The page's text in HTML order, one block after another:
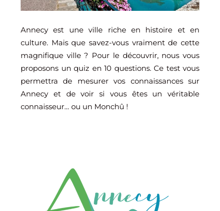
Annecy est une ville riche en histoire et en
culture. Mais que savez-vous vraiment de cette
magnifique ville ? Pour le découvrir, nous vous
proposons un quiz en 10 questions. Ce test vous
permettra de mesurer vos connaissances sur
Annecy et de voir si vous êtes un véritable
connaisseur… ou un Monchû !